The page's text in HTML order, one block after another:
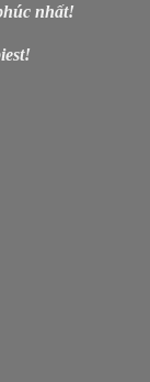
nhất!